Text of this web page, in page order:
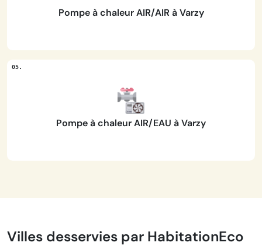
Pompe à chaleur AIR/AIR à Varzy
Pompe à chaleur AIR/EAU à Varzy
Villes desservies par HabitationEco